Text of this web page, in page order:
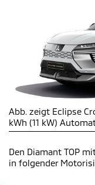
Abb. zeigt Eclipse
kWh (11 kW)
Den Diamant TOP
in folgender